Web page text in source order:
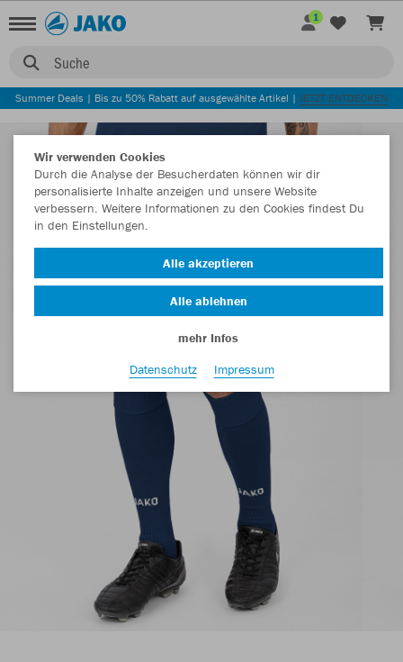
Suche
1
Summer Deals | Bis zu 50% Rabatt auf ausgewählte Artikel | JETZT ENTDECKEN
Wir verwenden Cookies
Durch die Analyse der Besucherdaten können wir dir
personalisierte Inhalte anzeigen und unsere Website
verbessern. Weitere Informationen zu den Cookies findest Du
in den Einstellungen.
Alle akzeptieren
Alle ablehnen
mehr Infos
Datenschutz
Impressum